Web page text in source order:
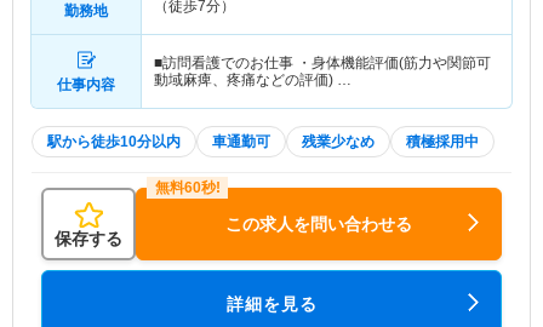
勤務地
（徒歩7分）
仕事内容
■訪問看護でのお仕事 ・身体機能評価(筋力や関節可
動域麻痺、疼痛などの評価) …
駅から徒歩10分以内 車通勤可 残業少なめ 積極採用中
保存する
この求人を問い合わせる
詳細を見る